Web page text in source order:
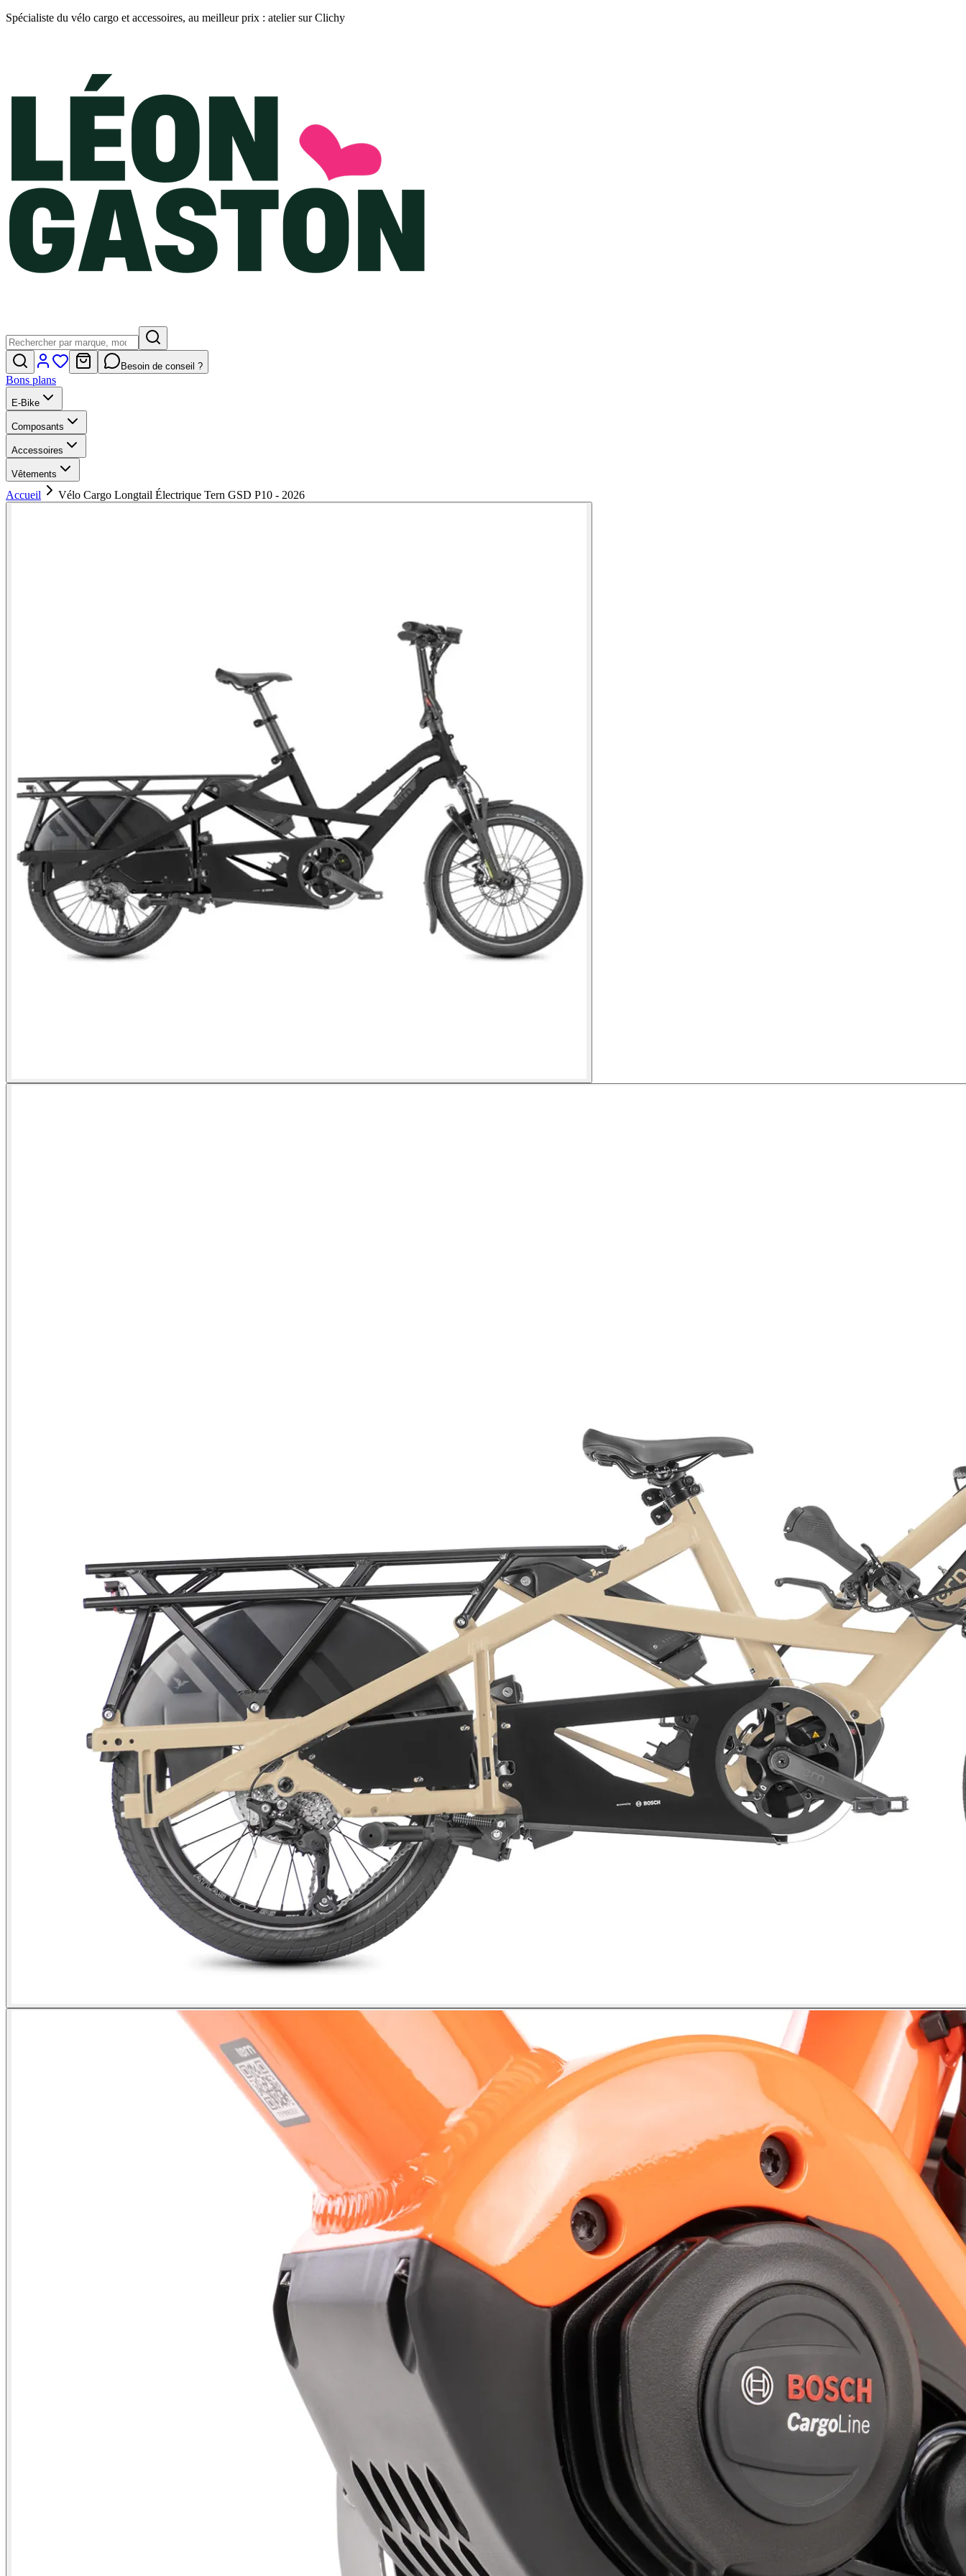
Spécialiste du vélo cargo et accessoires, au meilleur prix : atelier sur Clichy
Besoin de conseil ?
Bons plans
E-Bike
Composants
Accessoires
Vêtements
Accueil Vélo Cargo Longtail Électrique Tern GSD P10 - 2026